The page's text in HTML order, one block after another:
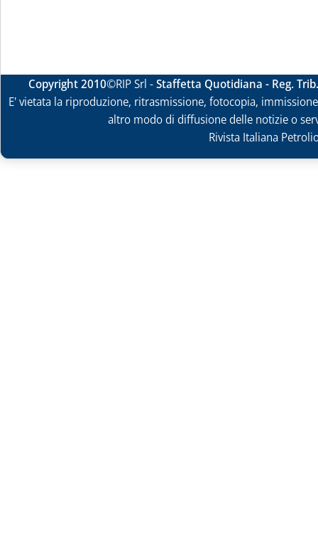
Copyright 2010©RIP Srl -Staffetta Quotidiana - Reg.
E' vietata la riproduzione, ritrasmissione, fotocopia,
altro modo di diffusione delle notizie o
Rivista Italiana